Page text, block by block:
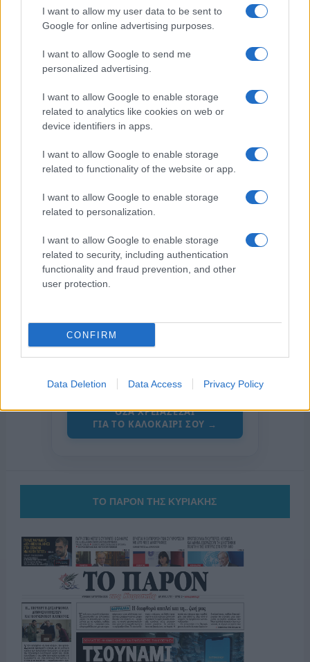
I want to allow my user data to be sent to
Google for online advertising purposes.
I want to allow Google to send me
personalized advertising.
I want to allow Google to enable storage
related to analytics like cookies on web or
device identifiers in apps.
I want to allow Google to enable storage
related to functionality of the website or app.
I want to allow Google to enable storage
related to personalization.
I want to allow Google to enable storage
related to security, including authentication
functionality and fraud prevention, and other
user protection.
CONFIRM
Data Deletion Data Access Privacy Policy
Η ΣΤΗΛΗ ΜΑΣ
της Ζωής μας
Οι άνθρωποι, οι αυθεντικές ιστορίες,
το ελληνικό καλοκαίρι και ένας
ΟΣΑ ΧΡΕΙΑΖΕΣΑΙ
ΓΙΑ ΤΟ ΚΑΛΟΚΑΙΡΙ ΣΟΥ →
ΤΟ ΠΑΡΟΝ ΤΗΣ ΚΥΡΙΑΚΗΣ